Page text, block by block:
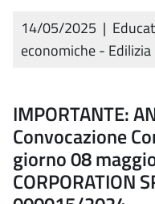
14/05/2025 |
economiche -
IMPORTANTE:
Convocazione
giorno 08
CORPORATION